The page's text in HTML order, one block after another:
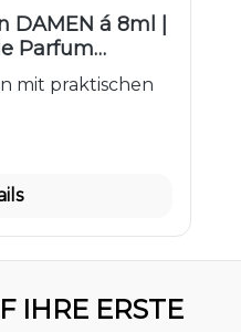
á 8ml |
Parfum
Go Tasch
mit praktischen
IHRE ERSTE